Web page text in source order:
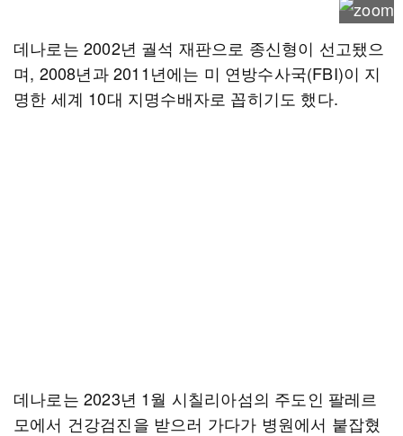
데나로는 2002년 궐석 재판으로 종신형이 선고됐으
며, 2008년과 2011년에는 미 연방수사국(FBI)이 지
명한 세계 10대 지명수배자로 꼽히기도 했다.
데나로는 2023년 1월 시칠리아섬의 주도인 팔레르
모에서 건강검진을 받으러 가다가 병원에서 붙잡혔